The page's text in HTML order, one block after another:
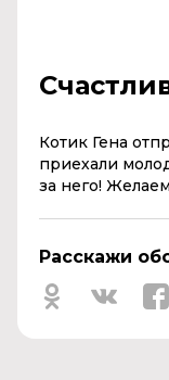
Котик Гена
приехали
за него!
Расскажи